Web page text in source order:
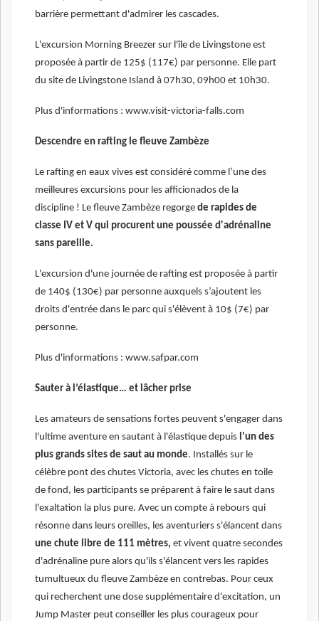
barrière permettant d'admirer les cascades.
L'excursion Morning Breezer sur l'île de Livingstone est
proposée à partir de 125$ (117€) par personne. Elle part
du site de Livingstone Island à 07h30, 09h00 et 10h30.
Plus d'informations : www.visit-victoria-falls.com
Descendre en rafting le fleuve Zambèze
Le rafting en eaux vives est considéré comme l’une des
meilleures excursions pour les afficionados de la
discipline ! Le fleuve Zambèze regorge de rapides de
classe IV et V qui procurent une poussée d'adrénaline
sans pareille.
L'excursion d'une journée de rafting est proposée à partir
de 140$ (130€) par personne auxquels s’ajoutent les
droits d'entrée dans le parc qui s'élèvent à 10$ (7€) par
personne.
Plus d'informations : www.safpar.com
Sauter à l’élastique… et lâcher prise
Les amateurs de sensations fortes peuvent s'engager dans
l'ultime aventure en sautant à l'élastique depuis l'un des
plus grands sites de saut au monde. Installés sur le
célèbre pont des chutes Victoria, avec les chutes en toile
de fond, les participants se préparent à faire le saut dans
l'exaltation la plus pure. Avec un compte à rebours qui
résonne dans leurs oreilles, les aventuriers s'élancent dans
une chute libre de 111 mètres, et vivent quatre secondes
d'adrénaline pure alors qu'ils s'élancent vers les rapides
tumultueux du fleuve Zambèze en contrebas. Pour ceux
qui recherchent une dose supplémentaire d'excitation, un
Jump Master peut conseiller les plus courageux pour